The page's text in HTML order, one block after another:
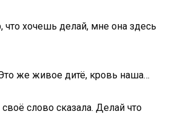
что хочешь делай, мне она здесь
же живое дитё, кровь наша…
слово сказала. Делай что